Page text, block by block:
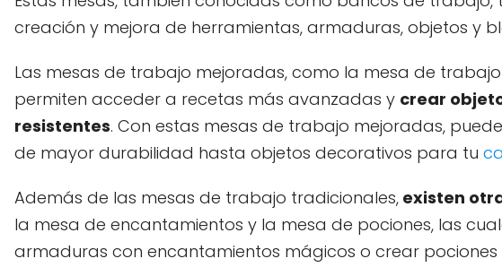
creación y mejora de herramientas, armaduras, objetos y
Las mesas de trabajo mejoradas, como la mesa de
permiten acceder a recetas más avanzadas y crear
resistentes. Con estas mesas de trabajo mejoradas,
de mayor durabilidad hasta objetos decorativos para tu
Además de las mesas de trabajo tradicionales, existen
la mesa de encantamientos y la mesa de pociones, las
armaduras con encantamientos mágicos o crear pociones